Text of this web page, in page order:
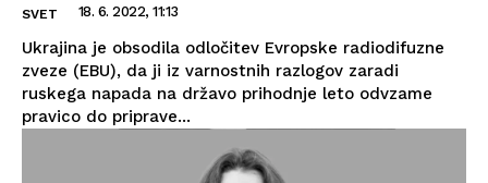
SVET 18. 6. 2022, 11:13
Ukrajina je obsodila odločitev Evropske radiodifuzne
zveze (EBU), da ji iz varnostnih razlogov zaradi
ruskega napada na državo prihodnje leto odvzame
pravico do priprave...